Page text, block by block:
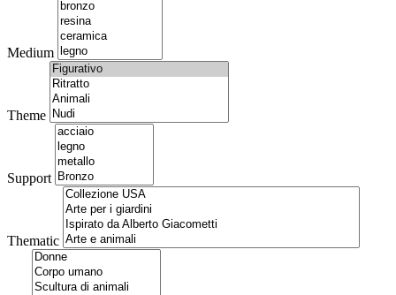
Medium
Theme
Support
Thematic